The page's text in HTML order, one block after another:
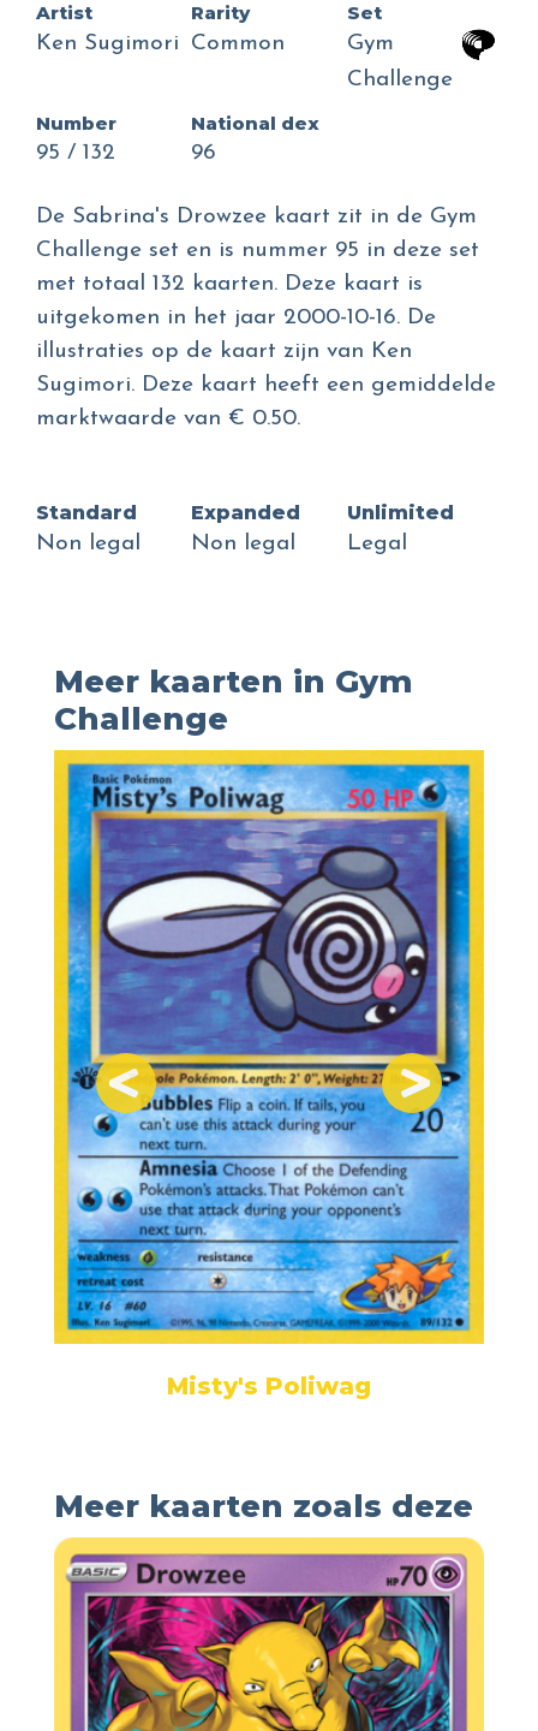
Artist
Ken Sugimori
Rarity
Common
Set
Gym
Challenge
Number
95 / 132
National dex
96
De Sabrina's Drowzee kaart zit in de Gym
Challenge set en is nummer 95 in deze set
met totaal 132 kaarten. Deze kaart is
uitgekomen in het jaar 2000-10-16. De
illustraties op de kaart zijn van Ken
Sugimori. Deze kaart heeft een gemiddelde
marktwaarde van € 0.50.
Standard
Non legal
Expanded
Non legal
Unlimited
Legal
Meer kaarten in Gym
Challenge
Misty's Poliwag
Meer kaarten zoals deze